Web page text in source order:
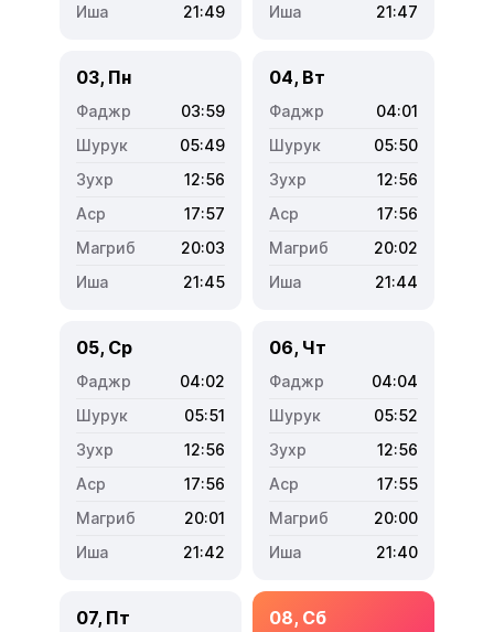
21:49
21:47
03, Пн
03:59
05:49
12:56
17:57
20:03
21:45
04, Вт
04:01
05:50
12:56
17:56
20:02
21:44
05, Ср
04:02
05:51
12:56
17:56
20:01
21:42
06, Чт
04:04
05:52
12:56
17:55
20:00
21:40
07, Пт 08, Сб